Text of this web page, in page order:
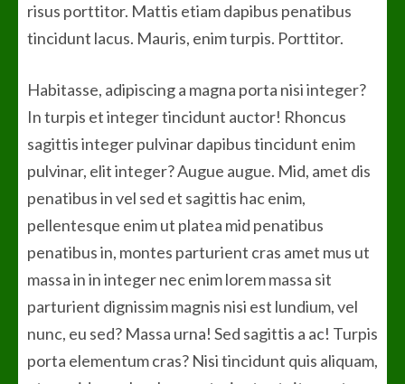
risus porttitor. Mattis etiam dapibus penatibus
tincidunt lacus. Mauris, enim turpis. Porttitor.
Habitasse, adipiscing a magna porta nisi integer?
In turpis et integer tincidunt auctor! Rhoncus
sagittis integer pulvinar dapibus tincidunt enim
pulvinar, elit integer? Augue augue. Mid, amet dis
penatibus in vel sed et sagittis hac enim,
pellentesque enim ut platea mid penatibus
penatibus in, montes parturient cras amet mus ut
massa in in integer nec enim lorem massa sit
parturient dignissim magnis nisi est lundium, vel
nunc, eu sed? Massa urna! Sed sagittis a ac! Turpis
porta elementum cras? Nisi tincidunt quis aliquam,